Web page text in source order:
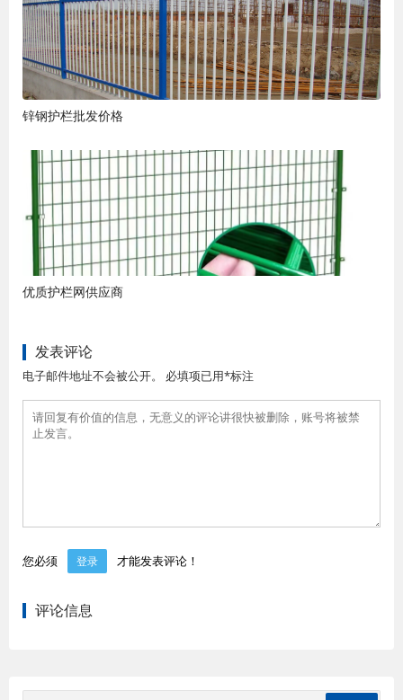
锌钢护栏批发价格
优质护栏网供应商
发表评论
电子邮件地址不会被公开。 必填项已用*标注
您必须 登录 才能发表评论！
评论信息